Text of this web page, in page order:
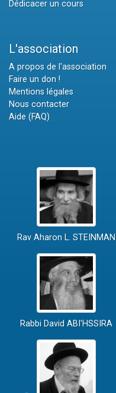
Dédicacer un cours
L'association
A propos de l'association
Faire un don !
Mentions légales
Nous contacter
Aide (FAQ)
Rav Aharon L. STEINMAN
Rabbi David ABI'HSSIRA